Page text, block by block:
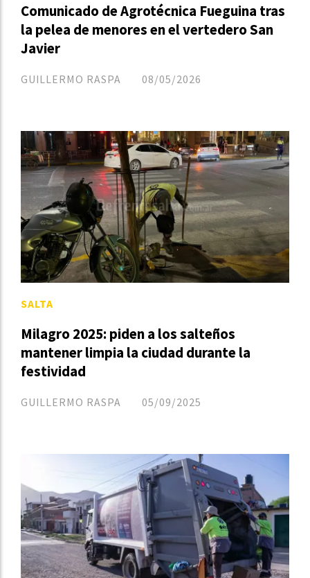
Comunicado de Agrotécnica Fueguina tras
la pelea de menores en el vertedero San
Javier
GUILLERMO RASPA 08/05/2026
Milagro 2025: piden a los salteños
mantener limpia la ciudad durante la
festividad
GUILLERMO RASPA
SALTA
05/09/2025